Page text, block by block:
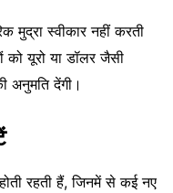
मुद्रा स्वीकार नहीं करती
को यूरो या डॉलर जैसी
अनुमति देंगी।
रहती हैं, जिनमें से कई नए